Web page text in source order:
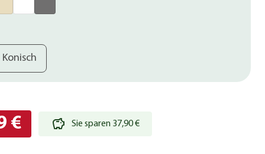
Konisch
€ Sie sparen 37,90 €